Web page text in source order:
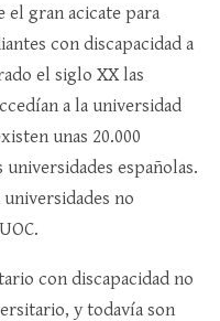
el gran acicate para
con discapacidad a
el siglo XX las
a la universidad
unas 20.000
españolas.
universidades no
con discapacidad no
y todavía son